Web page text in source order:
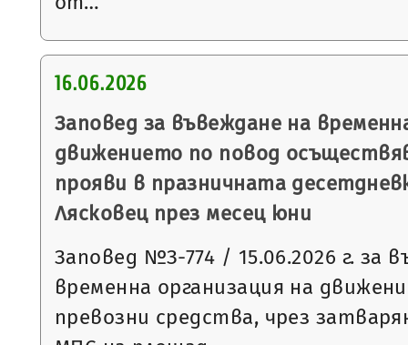
16.06.2026
Заповед за въвеждане на
движението по повод
прояви в празничната
Лясковец през месец юни
Заповед №З-774 / 15.06.2026 г. за
временна организация на
превозни средства, чрез